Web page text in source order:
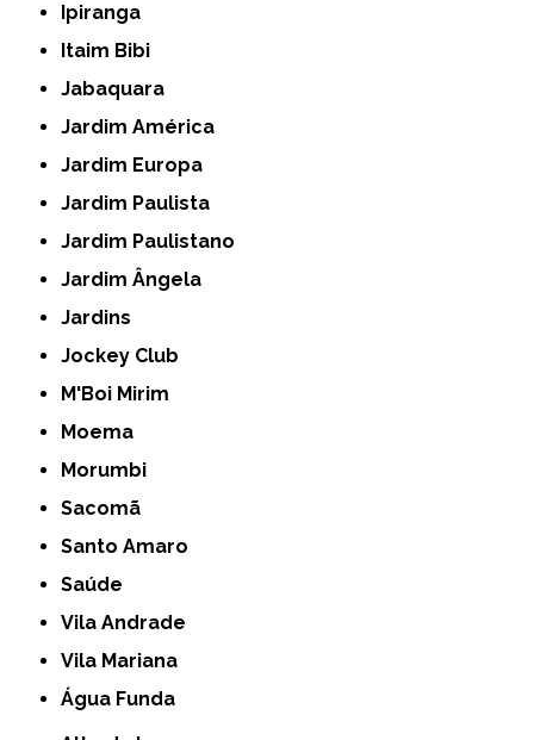
Ipiranga
Itaim Bibi
Jabaquara
Jardim América
Jardim Europa
Jardim Paulista
Jardim Paulistano
Jardim Ângela
Jardins
Jockey Club
M'Boi Mirim
Moema
Morumbi
Sacomã
Santo Amaro
Saúde
Vila Andrade
Vila Mariana
Água Funda